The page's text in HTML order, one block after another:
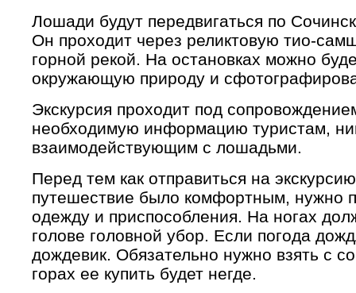
Лошади будут передвигаться по
Он проходит через реликтовую тио-
горной рекой. На остановках можно
окружающую природу и
Экскурсия проходит под
необходимую информацию туристам,
взаимодействующим с лошадьми.
Перед тем как отправиться на
путешествие было комфортным, нужно
одежду и приспособления. На ногах
голове головной убор. Если погода
дождевик. Обязательно нужно взять с
горах ее купить будет негде.